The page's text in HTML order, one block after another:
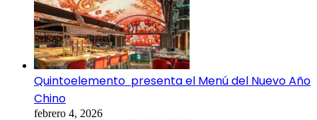
Quintoelemento presenta el Menú del Nuevo Año
Chino
febrero 4, 2026